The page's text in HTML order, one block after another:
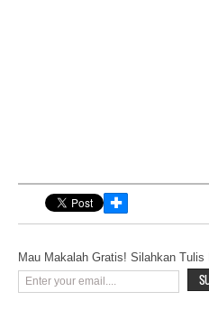
✚
Mau Makalah Gratis! Silahkan Tulis